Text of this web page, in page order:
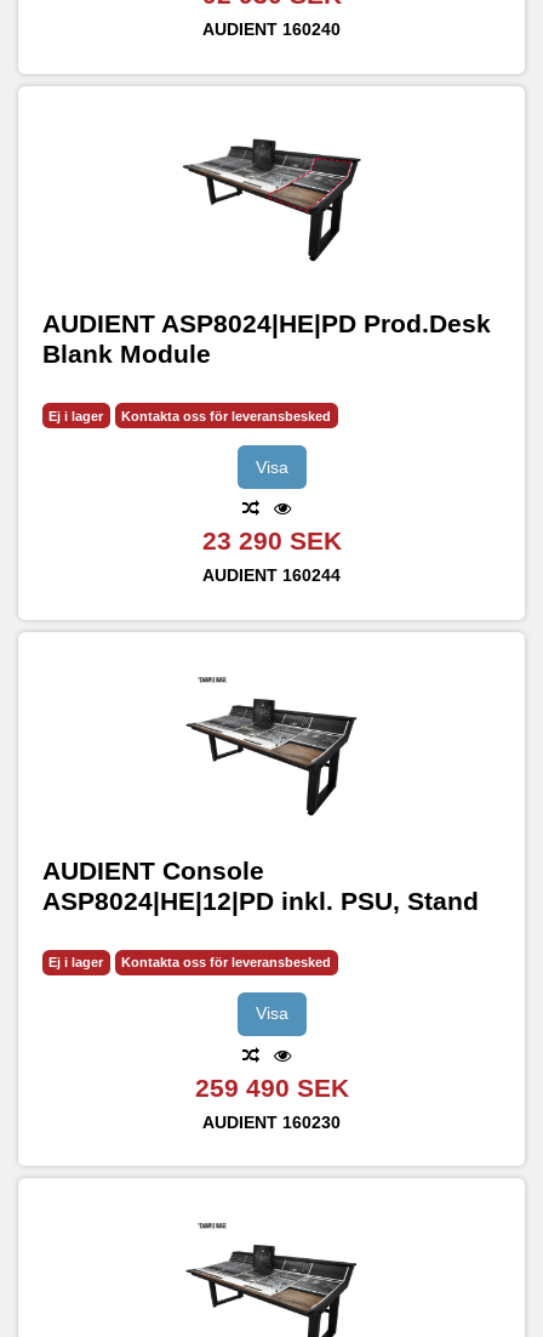
AUDIENT 160240
AUDIENT ASP8024|HE|PD Prod.Desk
Blank Module
Ej i lager Kontakta oss för leveransbesked
Visa
23 290 SEK
AUDIENT 160244
AUDIENT Console
ASP8024|HE|12|PD inkl. PSU, Stand
Ej i lager Kontakta oss för leveransbesked
Visa
259 490 SEK
AUDIENT 160230